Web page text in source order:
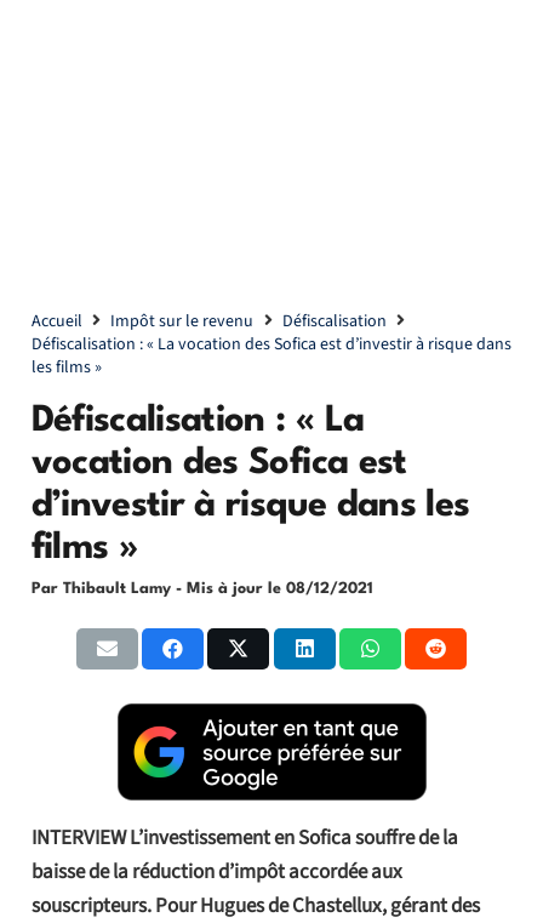
Accueil Impôt sur le revenu
Défiscalisation
Défiscalisation : « La vocation des Sofica est d’investir à risque dans
les films »
Défiscalisation : « La
vocation des Sofica est
d’investir à risque dans les
films »
Par Thibault Lamy - Mis à jour le 08/12/2021
INTERVIEW L’investissement en Sofica souffre de la
baisse de la réduction d’impôt accordée aux
souscripteurs. Pour Hugues de Chastellux, gérant des